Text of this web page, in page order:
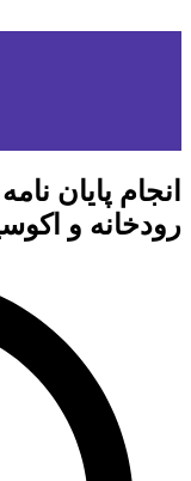
انجام پایان
رودخانه و